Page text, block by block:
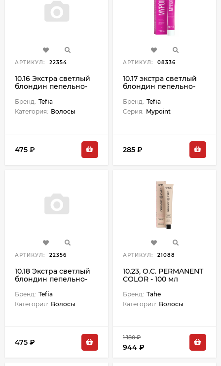
АРТИКУЛ: 22354
10.16 Экстра светлый
блондин пепельно-
- 60 мл
Бренд: Tefia
Категория: Волосы
475 ₽
АРТИКУЛ: 08336
10.17 экстра светлый
блондин пепельно-
краска д/волос 60 мл
Бренд: Tefia
Серия: Mypoint
285 ₽
АРТИКУЛ: 22356
10.18 Экстра светлый
блондин пепельно-
- 60 мл
Бренд: Tefia
Категория: Волосы
475 ₽
АРТИКУЛ: 21088
10.23, O.C. PERMANENT
COLOR - 100 мл
Бренд: Tahe
Категория: Волосы
1 180 ₽
944 ₽